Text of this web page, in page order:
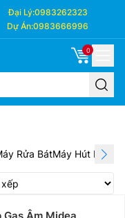
Đại Lý:0983262323
Dự Án:0983666996
0
Rửa BátMáy Hút Mùi